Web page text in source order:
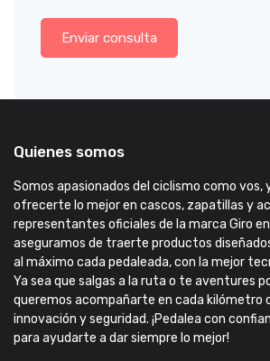
Enviar consulta
Quienes somos
Somos apasionados del ciclismo como vos,
ofrecerte lo mejor en cascos, zapatillas y
representantes oficiales de la marca Giro en
aseguramos de traerte productos
al máximo cada pedaleada, con la mejor
Ya sea que salgas a la ruta o te aventures
queremos acompañarte en cada kilómetro
innovación y seguridad. ¡Pedalea con
para ayudarte a dar siempre lo mejor!